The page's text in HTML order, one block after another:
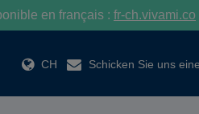
en français : fr-ch.vivami.co
CH Schicken Sie uns